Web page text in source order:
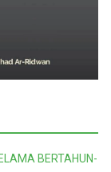
BERTAHUN-